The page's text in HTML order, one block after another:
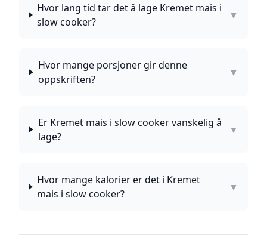
Hvor lang tid tar det å lage Kremet mais i
slow cooker?
▼
Hvor mange porsjoner gir denne
oppskriften?
▼
Er Kremet mais i slow cooker vanskelig å
lage?
▼
Hvor mange kalorier er det i Kremet
mais i slow cooker?
▼